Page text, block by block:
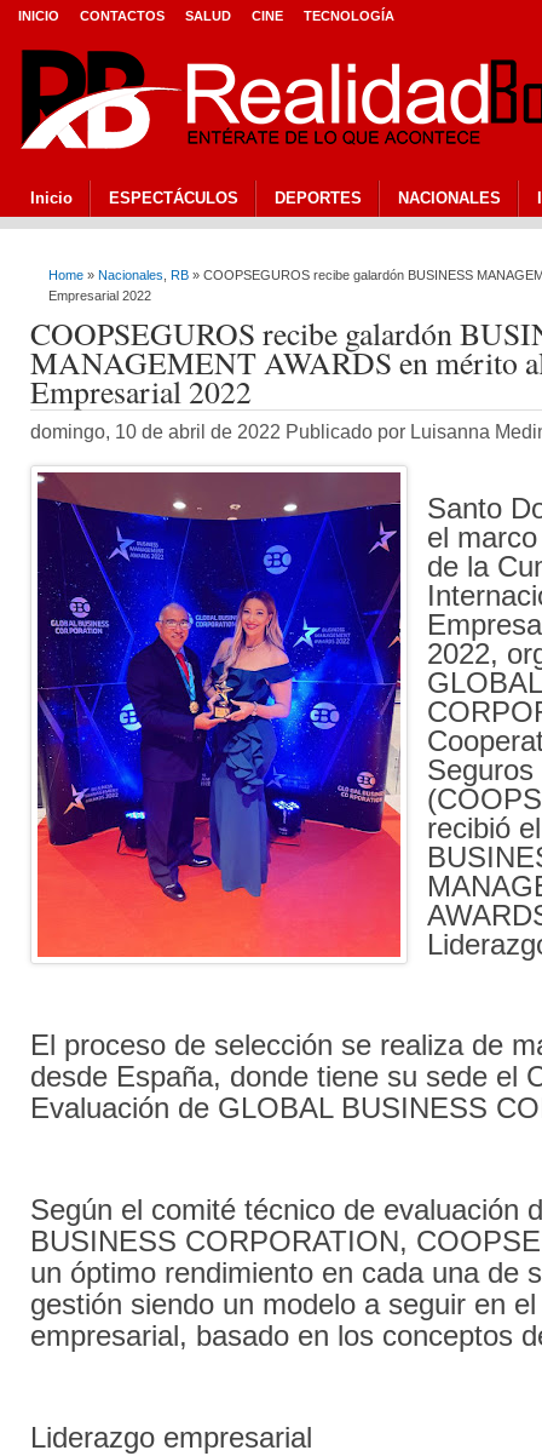
INICIO CONTACTOS SALUD CINE TECNOLOGÍA
Inicio ESPECTÁCULOS DEPORTES NACIONALES
Home » Nacionales RB » COOPSEGUROS recibe galardón BUSINESS
Empresarial 2022
COOPSEGUROS recibe galardón
MANAGEMENT AWARDS en mérito
Empresarial 2022
domingo, 10 de abril de 2022 Publicado por Luisanna
Santo
el
de la
2022,
Seguros
recibió
El proceso de selección se realiza de
desde España, donde tiene su sede el
Evaluación de GLOBAL BUSINESS
Según el comité técnico de evaluación
BUSINESS CORPORATION,
un óptimo rendimiento en cada una de
gestión siendo un modelo a seguir en
empresarial, basado en los conceptos
Liderazgo empresarial